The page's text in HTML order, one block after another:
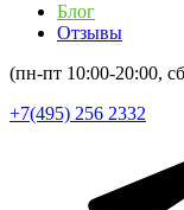
Блог
Отзывы
(пн-пт 10:00-20:00,
+7(495) 256 2332